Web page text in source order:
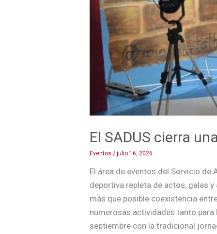
El SADUS cierra
Eventos /julio 16, 2026
El área de eventos del Servicio
deportiva repleta de actos, galas
más que posible coexistencia
numerosas actividades tanto
septiembre con la tradicional